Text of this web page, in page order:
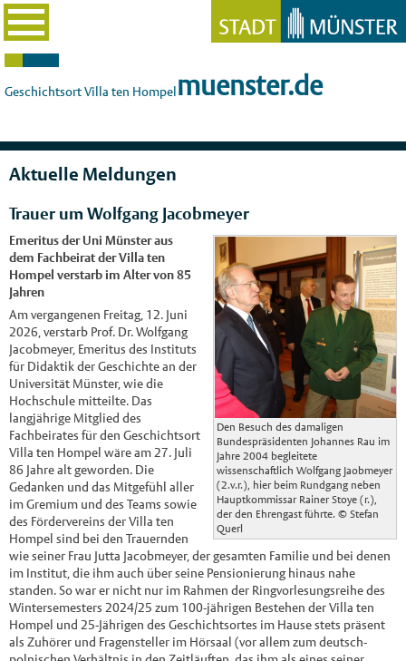
Geschichtsort Villa ten Hompel muenster.de
Aktuelle Meldungen
Trauer um Wolfgang Jacobmeyer
Den Besuch des damaligen
Bundespräsidenten Johannes Rau im
Jahre 2004 begleitete
wissenschaftlich Wolfgang Jaobmeyer
(2.v.r.), hier beim Rundgang neben
Hauptkommissar Rainer Stoye (r.),
der den Ehrengast führte. © Stefan
Querl
Emeritus der Uni Münster aus
dem Fachbeirat der Villa ten
Hompel verstarb im Alter von 85
Jahren
Am vergangenen Freitag, 12. Juni
2026, verstarb Prof. Dr. Wolfgang
Jacobmeyer, Emeritus des Instituts
für Didaktik der Geschichte an der
Universität Münster, wie die
Hochschule mitteilte. Das
langjährige Mitglied des
Fachbeirates für den Geschichtsort
Villa ten Hompel wäre am 27. Juli
86 Jahre alt geworden. Die
Gedanken und das Mitgefühl aller
im Gremium und des Teams sowie
des Fördervereins der Villa ten
Hompel sind bei den Trauernden
wie seiner Frau Jutta Jacobmeyer, der gesamten Familie und bei denen
im Institut, die ihm auch über seine Pensionierung hinaus nahe
standen. So war er nicht nur im Rahmen der Ringvorlesungsreihe des
Wintersemesters 2024/25 zum 100-jährigen Bestehen der Villa ten
Hompel und 25-Jährigen des Geschichtsortes im Hause stets präsent
als Zuhörer und Fragensteller im Hörsaal (vor allem zum deutsch-